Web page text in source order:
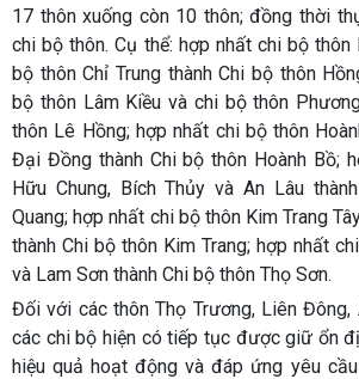
17 thôn xuống còn 10 thôn; đồng thời
chi bộ thôn. Cụ thể: hợp nhất chi bộ thôn
bộ thôn Chỉ Trung thành Chi bộ thôn
bộ thôn Lâm Kiều và chi bộ thôn
thôn Lê Hồng; hợp nhất chi bộ thôn
Đại Đồng thành Chi bộ thôn Hoành Bồ;
Hữu Chung, Bích Thủy và An Lâu
Quang; hợp nhất chi bộ thôn Kim Trang
thành Chi bộ thôn Kim Trang; hợp nhất
và Lam Sơn thành Chi bộ thôn Thọ Sơn.
Đối với các thôn Thọ Trương, Liên Đông,
các chi bộ hiện có tiếp tục được giữ ổn
hiệu quả hoạt động và đáp ứng yêu